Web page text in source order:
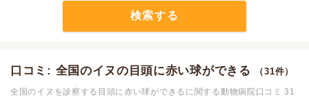
検索する
口コミ: 全国のイヌの目頭に赤い球ができる （31件）
全国のイヌを診察する目頭に赤い球ができるに関する動物病院口コミ 31